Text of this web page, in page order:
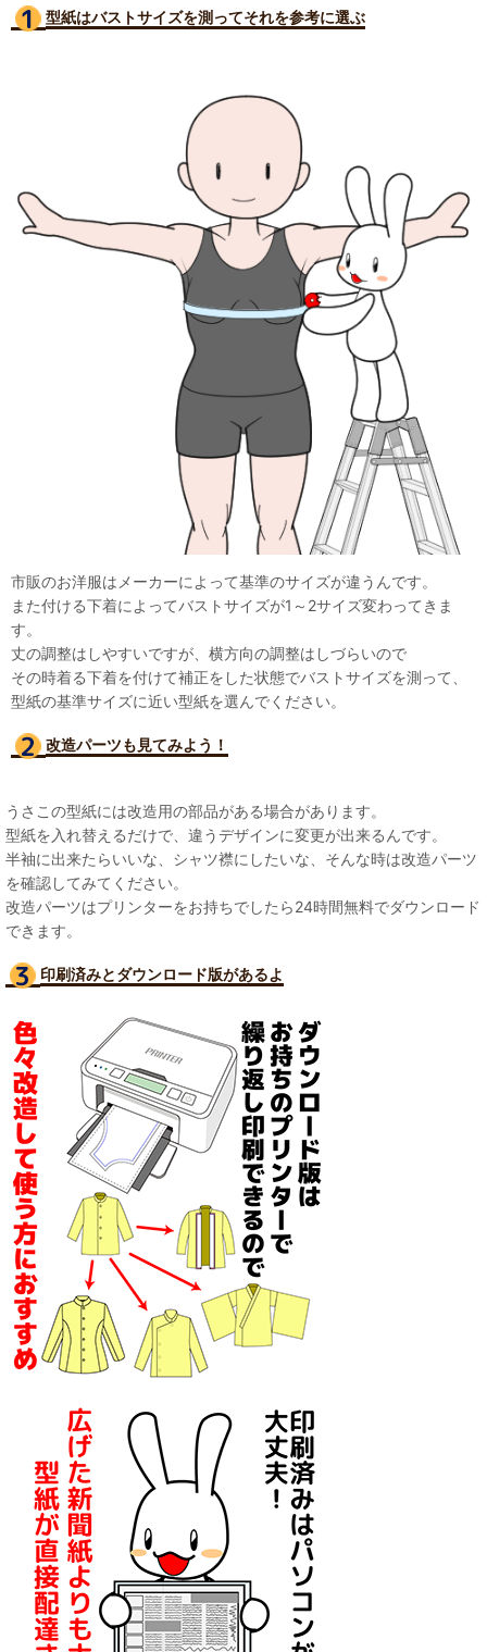
型紙はバストサイズを測ってそれを参考に選ぶ
市販のお洋服はメーカーによって基準のサイズが違うんです。
また付ける下着によってバストサイズが1～2サイズ変わってきま
す。
丈の調整はしやすいですが、横方向の調整はしづらいので
その時着る下着を付けて補正をした状態でバストサイズを測って、
型紙の基準サイズに近い型紙を選んでください。
改造パーツも見てみよう！
うさこの型紙には改造用の部品がある場合があります。
型紙を入れ替えるだけで、違うデザインに変更が出来るんです。
半袖に出来たらいいな、シャツ襟にしたいな、そんな時は改造パーツ
を確認してみてください。
改造パーツはプリンターをお持ちでしたら24時間無料でダウンロード
できます。
印刷済みとダウンロード版があるよ